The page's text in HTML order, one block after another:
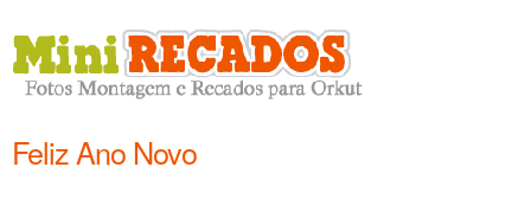
Feliz Ano Novo